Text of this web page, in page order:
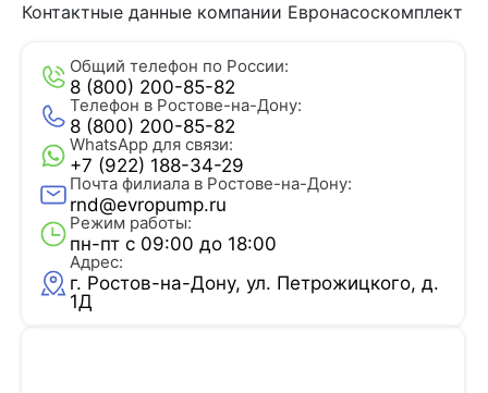
Контактные данные компании Евронасоскомплект
Общий телефон по России:
8 (800) 200-85-82
Телефон в Ростове-на-Дону:
8 (800) 200-85-82
WhatsApp для связи:
+7 (922) 188-34-29
Почта филиала в Ростове-на-Дону:
rnd@evropump.ru
Режим работы:
пн-пт с 09:00 до 18:00
Адрес:
г. Ростов-на-Дону, ул. ​Петрожицкого, д.
1Д